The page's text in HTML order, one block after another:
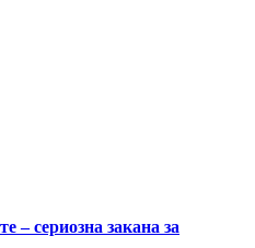
– сериозна закана за